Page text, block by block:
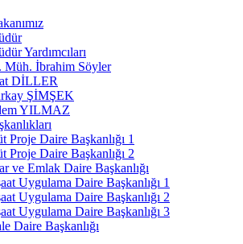
Yardımcıları
Müh. İbrahim Söyler
DİLLER
ŞİMŞEK
YILMAZ
Proje Daire Başkanlığı 1
Proje Daire Başkanlığı 2
ve Emlak Daire Başkanlığı
Uygulama Daire Başkanlığı 1
Uygulama Daire Başkanlığı 2
Uygulama Daire Başkanlığı 3
Daire Başkanlığı